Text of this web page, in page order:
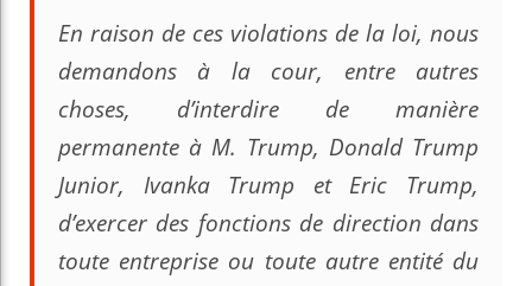
En raison de ces violations de la loi, nous
demandons à la cour, entre autres
choses, d’interdire de manière
permanente à M. Trump, Donald Trump
Junior, Ivanka Trump et Eric Trump,
d’exercer des fonctions de direction dans
toute entreprise ou toute autre entité du